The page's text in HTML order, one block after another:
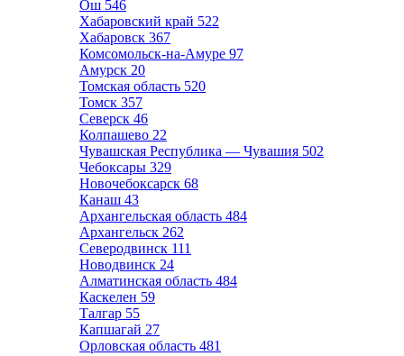
Ош 546
Хабаровский край 522
Хабаровск 367
Комсомольск-на-Амуре 97
Амурск 20
Томская область 520
Томск 357
Северск 46
Колпашево 22
Чувашская Республика — Чувашия 502
Чебоксары 329
Новочебоксарск 68
Канаш 43
Архангельская область 484
Архангельск 262
Северодвинск 111
Новодвинск 24
Алматинская область 484
Каскелен 59
Талгар 55
Капшагай 27
Орловская область 481